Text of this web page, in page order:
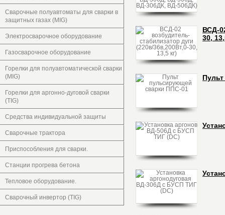
Сварочные полуавтоматы для сварки в
защитных газах (MIG)
Электросварочное оборудование
Газосварочное оборудование
Горелки для полуавтоматической сварки
(MIG)
Горелки для аргонно-дуговой сварки
(TIG)
Средства индивидуальной защиты
Сварочные трактора
Приспособления для сварки.
Станции прогрева бетона
Тепловое оборудование.
Сварочный инвертор (TIG)
ВСД-
30,